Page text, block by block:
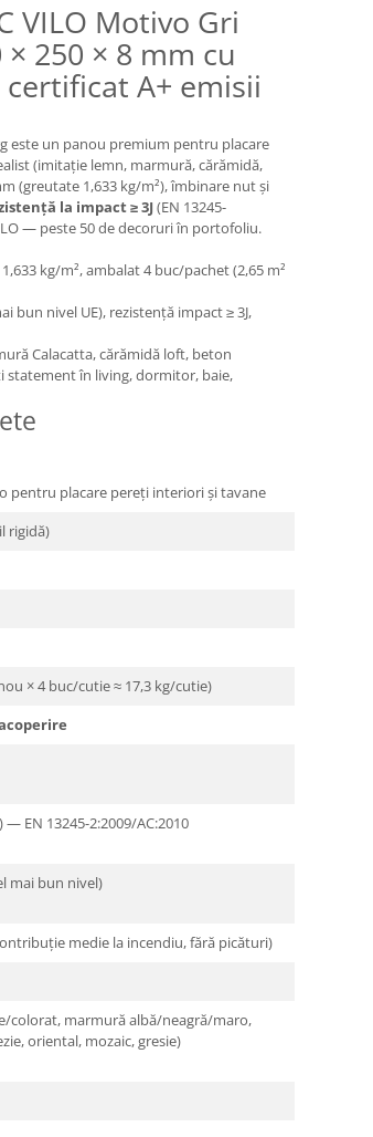
VILO Motivo Gri
250 × 8 mm cu
A+ emisii
este un panou premium pentru placare
(imitație lemn, marmură, cărămidă,
(greutate 1,633 kg/m²), îmbinare nut și
la impact ≥ 3J (EN 13245-
— peste 50 de decoruri în portofoliu.
kg/m², ambalat 4 buc/pachet (2,65 m²
bun nivel UE), rezistență impact ≥ 3J,
Calacatta, cărămidă loft, beton
în living, dormitor, baie,
pentru placare pereți interiori și tavane
rigidă)
× 4 buc/cutie ≈ 17,3 kg/cutie)
— EN 13245-2:2009/AC:2010
mai bun nivel)
medie la incendiu, fără picături)
colorat, marmură albă/neagră/maro,
oriental, mozaic, gresie)